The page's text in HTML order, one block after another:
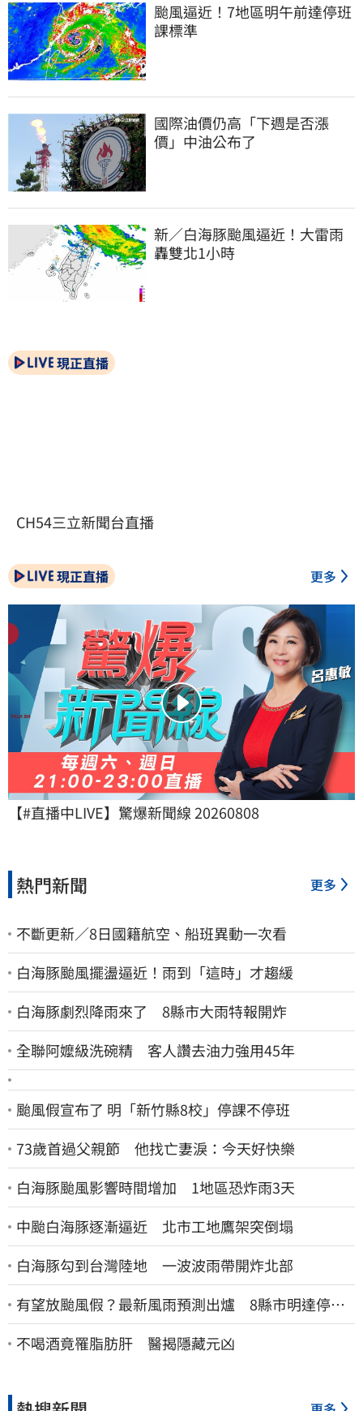
颱風逼近！7地區明午前達停班
課標準
國際油價仍高「下週是否漲
價」中油公布了
新／白海豚颱風逼近！大雷雨
轟雙北1小時
現正直播
CH54三立新聞台直播
現正直播 更多
【#直播中LIVE】驚爆新聞線 20260808
熱門新聞 更多
不斷更新／8日國籍航空、船班異動一次看
白海豚颱風擺盪逼近！雨到「這時」才趨緩
白海豚劇烈降雨來了 8縣市大雨特報開炸
全聯阿嬤級洗碗精 客人讚去油力強用45年
颱風假宣布了 明「新竹縣8校」停課不停班
73歲首過父親節 他找亡妻淚：今天好快樂
白海豚颱風影響時間增加 1地區恐炸雨3天
中颱白海豚逐漸逼近 北市工地鷹架突倒塌
白海豚勾到台灣陸地 一波波雨帶開炸北部
有望放颱風假？最新風雨預測出爐 8縣市明達停班
停課標準
不喝酒竟罹脂肪肝 醫揭隱藏元凶